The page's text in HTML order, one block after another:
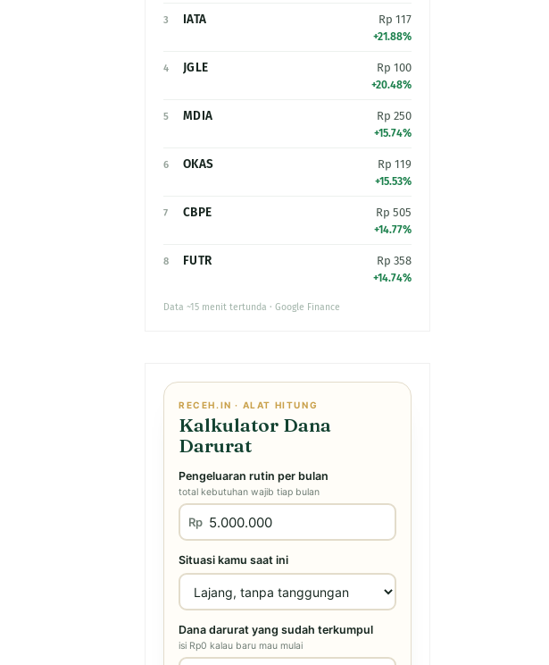
3 IATA Rp 117
+21.88%
4 JGLE Rp 100
+20.48%
5 MDIA Rp 250
+15.74%
6 OKAS Rp 119
+15.53%
7 CBPE Rp 505
+14.77%
8 FUTR Rp 358
+14.74%
Data ~15 menit tertunda · Google Finance
RECEH.IN · ALAT HITUNG
Kalkulator Dana
Darurat
Pengeluaran rutin per bulan
total kebutuhan wajib tiap bulan
Rp
Situasi kamu saat ini
Dana darurat yang sudah terkumpul
isi Rp0 kalau baru mau mulai